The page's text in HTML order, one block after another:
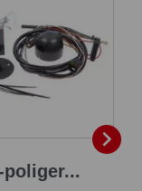
poliger...
